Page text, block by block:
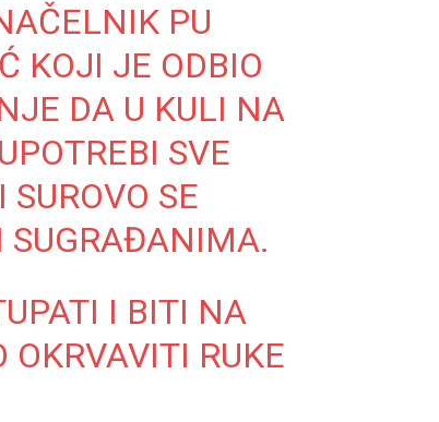
PU
KOJI JE ODBIO
DA U KULI NA
SVE
SE
SUGRAĐANIMA.
I BITI NA
RUKE